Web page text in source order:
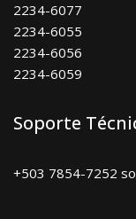
2234-6077
2234-6055
2234-6056
2234-6059
Soporte
+503 7854-7252